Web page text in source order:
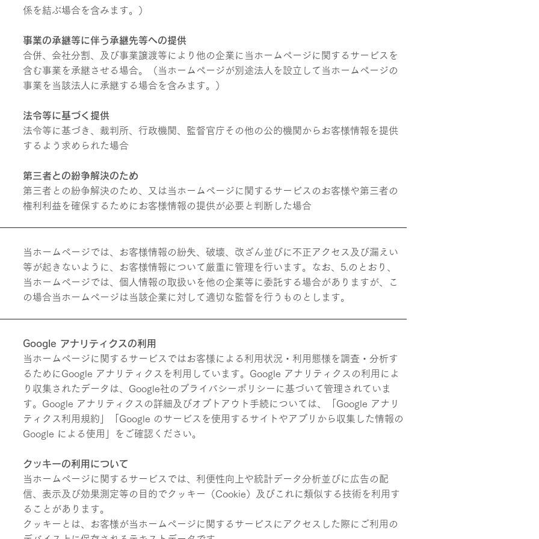
係を結ぶ場合を含みます。）
事業の承継等に伴う承継先等への提供
合併、会社分割、及び事業譲渡等により他の企業に当ホームページに関するサービスを
含む事業を承継させる場合。（当ホームページが別途法人を設立して当ホームページの
事業を当該法人に承継する場合を含みます。）
法令等に基づく提供
法令等に基づき、裁判所、行政機関、監督官庁その他の公的機関からお客様情報を提供
するよう求められた場合
第三者との紛争解決のため
第三者との紛争解決のため、又は当ホームページに関するサービスのお客様や第三者の
権利利益を確保するためにお客様情報の提供が必要と判断した場合
当ホームページでは、お客様情報の紛失、破壊、改ざん並びに不正アクセス及び漏えい
等が起きないように、お客様情報について厳重に管理を行います。なお、5.のとおり、
当ホームページでは、個人情報の取扱いを他の企業等に委託する場合がありますが、こ
の場合当ホームページは当該企業に対して適切な監督を行うものとします。
Google アナリティクスの利用
当ホームページに関するサービスではお客様による利用状況・利用態様を調査・分析す
るためにGoogle アナリティクスを利用しています。Google アナリティクスの利用によ
り収集されたデータは、Google社のプライバシーポリシーに基づいて管理されていま
す。Google アナリティクスの詳細及びオプトアウト手続については、「Google アナリ
ティクス利用規約」「Google のサービスを使用するサイトやアプリから収集した情報の
Google による使用」をご確認ください。
クッキーの利用について
当ホームページに関するサービスでは、利便性向上や統計データ分析並びに広告の配
信、表示及び効果測定等の目的でクッキー（Cookie）及びこれに類似する技術を利用す
ることがあります。
クッキーとは、お客様が当ホームページに関するサービスにアクセスした際にご利用の